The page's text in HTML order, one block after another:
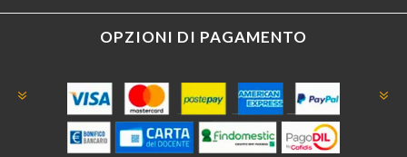
OPZIONI DI PAGAMENTO